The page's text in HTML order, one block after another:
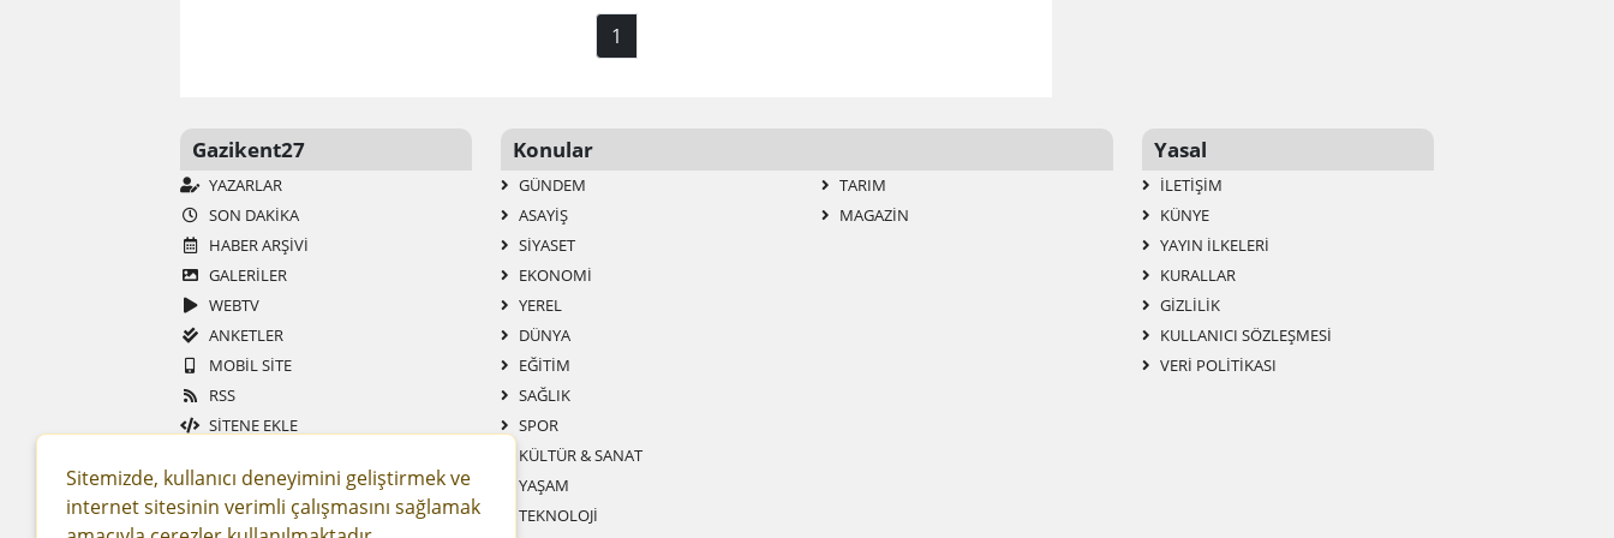
1
Gazikent27
YAZARLAR
SON DAKIKA
HABER ARŞIVI
GALERİLER
WEBTV
ANKETLER
MOBIL SITE
RSS
SITENE EKLE
KENT REHBERI
Konular
GÜNDEM
ASAYIŞ
SIYASET
EKONOMI
YEREL
DÜNYA
EĞITIM
SAĞLIK
SPOR
KÜLTÜR & SANAT
YAŞAM
TEKNOLOJI
TARIM
MAGAZIN
Yasal
İLETIŞIM
KÜNYE
YAYIN İLKELERI
KURALLAR
GIZLILIK
KULLANICI SÖZLEŞMESI
VERI POLITIKASI
Sitemizde, kullanıcı deneyimini geliştirmek ve
internet sitesinin verimli çalışmasını sağlamak